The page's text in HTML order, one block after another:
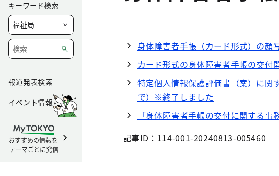
キーワード検索
報道発表検索
イベント情報
おすすめの情報を
テーマごとに発信
身体障害者手帳（カード形式）の顔
カード形式の身体障害者手帳の交付
特定個人情報保護評価書（案）に関
で）※終了しました
「身体障害者手帳の交付に関する
記事ID：114-001-20240813-005460